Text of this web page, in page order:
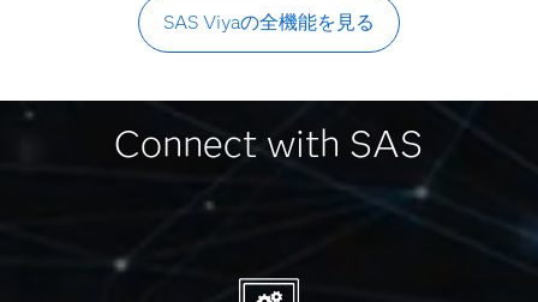
SAS Viyaの全機能を見る
Connect with SAS